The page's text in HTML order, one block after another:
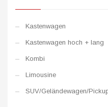
Kastenwagen
Kastenwagen hoch + lang
Kombi
Limousine
SUV/Geländewagen/